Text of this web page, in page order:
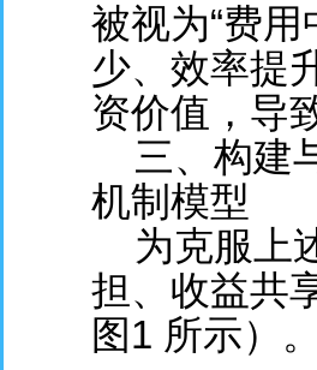
被视为“费
少、效率提
资价值，导
三、构建
机制模型
为克服上
担、收益共
图1 所示）